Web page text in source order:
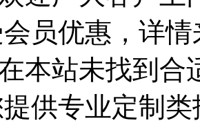
员优惠，详
本站未找到
供专业定制类